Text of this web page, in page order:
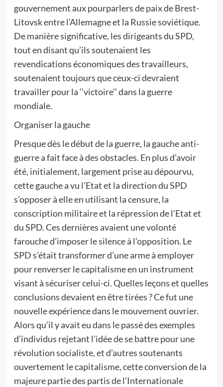
gouvernement aux pourparlers de paix de Brest-
Litovsk entre l’Allemagne et la Russie soviétique.
De manière significative, les dirigeants du SPD,
tout en disant qu’ils soutenaient les
revendications économiques des travailleurs,
soutenaient toujours que ceux-ci devraient
travailler pour la ‘‘victoire’’ dans la guerre
mondiale.
Organiser la gauche
Presque dès le début de la guerre, la gauche anti-
guerre a fait face à des obstacles. En plus d’avoir
été, initialement, largement prise au dépourvu,
cette gauche a vu l’Etat et la direction du SPD
s’opposer à elle en utilisant la censure, la
conscription militaire et la répression de l’Etat et
du SPD. Ces dernières avaient une volonté
farouche d’imposer le silence à l’opposition. Le
SPD s’était transformer d’une arme à employer
pour renverser le capitalisme en un instrument
visant à sécuriser celui-ci. Quelles leçons et quelles
conclusions devaient en être tirées ? Ce fut une
nouvelle expérience dans le mouvement ouvrier.
Alors qu’il y avait eu dans le passé des exemples
d’individus rejetant l’idée de se battre pour une
révolution socialiste, et d’autres soutenants
ouvertement le capitalisme, cette conversion de la
majeure partie des partis de l’Internationale